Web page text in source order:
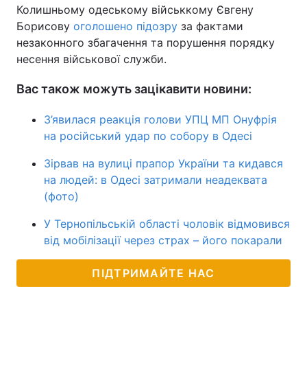
Колишньому одеському військкому Євгену
Борисову оголошено підозру за фактами
незаконного збагачення та порушення порядку
несення військової служби.
Вас також можуть зацікавити новини:
З’явилася реакція голови УПЦ МП Онуфрія
на російський удар по собору в Одесі
Зірвав на вулиці прапор України та кидався
на людей: в Одесі затримали неадеквата
(фото)
У Тернопільській області чоловік відмовився
від мобілізації через страх – його покарали
ПІДТРИМАЙТЕ НАС